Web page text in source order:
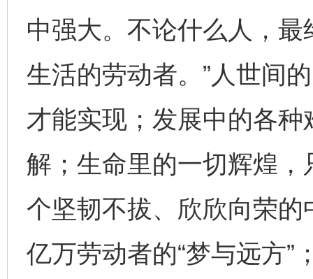
中强大。不论什么人，
生活的劳动者。”人世间
才能实现；发展中的各
解；生命里的一切辉煌
个坚韧不拔、欣欣向荣
亿万劳动者的“梦与远方”